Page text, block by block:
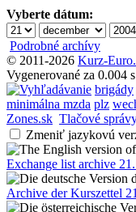
Vyberte dátum:
Podrobné archívy
© 2011-2026 Kurz-
Vygenerované za 0.004
brigády
minimálna mzda plz
Zones.sk Tlačové
Zmeniť jazykovú
Exchange list archive
Archive der Kurszettel